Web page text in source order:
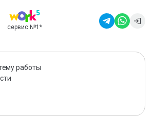
сервис №1 *
работы